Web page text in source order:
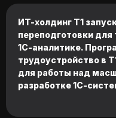
ИТ-холдинг Т1
переподготовки для
1С-аналитике.
трудоустройство в
для работы над
разработке 1С-